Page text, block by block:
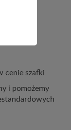
cenie szafki
i pomożemy